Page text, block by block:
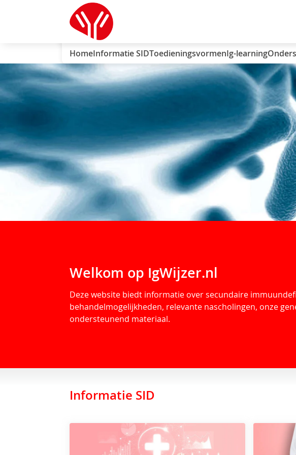
HomeInformatie SIDToedieningsvormenIg-learning
Welkom op IgWijzer.nl
Deze website biedt informatie over secundaire
behandelmogelijkheden, relevante nascholingen, onze
ondersteunend materiaal.
Informatie SID